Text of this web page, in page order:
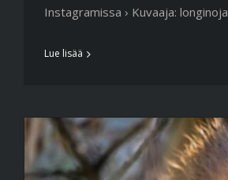
Instagramissa › Kuvaaja: longinoja
Lue lisää